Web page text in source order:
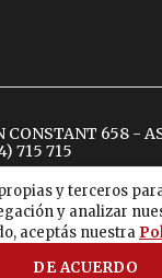
y terceros
y analizar
aceptás nuestra
DE ACUERDO
CONSTANT 658 -
715 715
tiktok